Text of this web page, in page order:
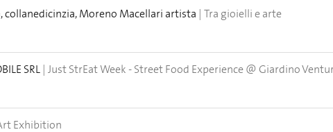
Moreno Macellari artista | Tra gioielli e arte
SRL | Just StrEat Week - Street Food Experience @ Giardino
Exhibition